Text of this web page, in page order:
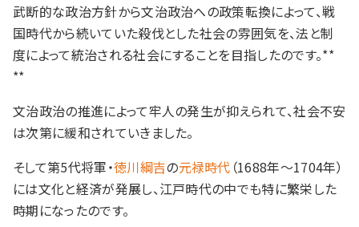
武断的な政治方針から文治政治への政策転換によって、戦
国時代から続いていた殺伐とした社会の雰囲気を、法と制
度によって統治される社会にすることを目指したのです。**
**
文治政治の推進によって牢人の発生が抑えられて、社会不安
は次第に緩和されていきました。
そして第5代将軍・徳川綱吉の元禄時代 （1688年～1704年）
には文化と経済が発展し、江戸時代の中でも特に繁栄した
時期になったのです。